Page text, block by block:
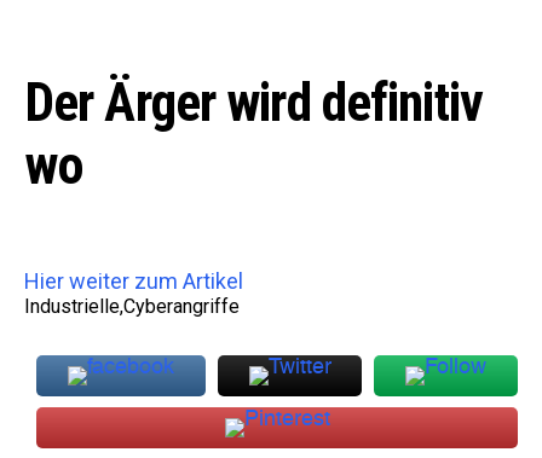
Der Ärger wird definitiv
wo
Hier weiter zum Artikel
Industrielle,Cyberangriffe